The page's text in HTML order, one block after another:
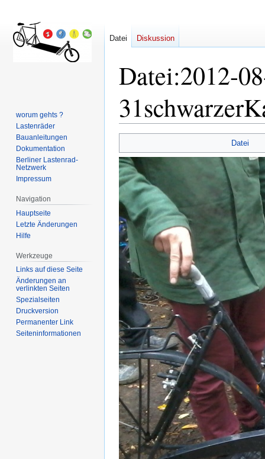
Datei:2012-
Navigation
springen
Suche
springen
Datei
Datei Diskussion
worum gehts ?
Lastenräder
Bauanleitungen
Dokumentation
Berliner Lastenrad-
Netzwerk
Impressum
Navigation
Hauptseite
Letzte Änderungen
Hilfe
Werkzeuge
Links auf diese Seite
Änderungen an
verlinkten Seiten
Spezialseiten
Druckversion
Permanenter Link
Seiten­informationen